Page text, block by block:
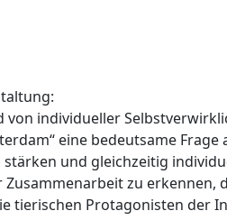
von individueller
eine bedeutsame Frage
und gleichzeitig
zu erkennen,
tierischen Protagonisten der